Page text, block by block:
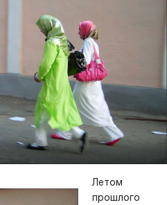
Летом
прошлого